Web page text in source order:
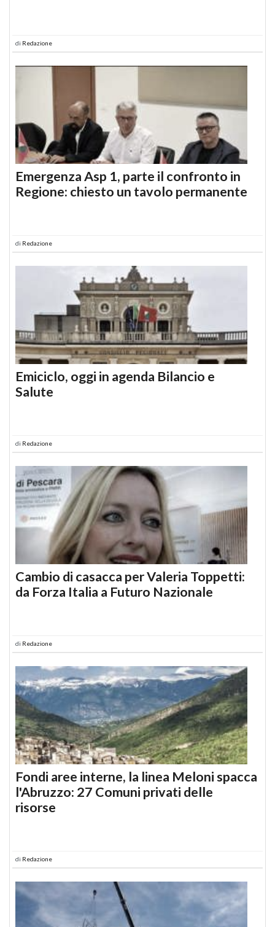
di Redazione
Emergenza Asp 1, parte il confronto in
Regione: chiesto un tavolo permanente
di Redazione
Emiciclo, oggi in agenda Bilancio e
Salute
di Redazione
Cambio di casacca per Valeria Toppetti:
da Forza Italia a Futuro Nazionale
di Redazione
Fondi aree interne, la linea Meloni spacca
l'Abruzzo: 27 Comuni privati delle
risorse
di Redazione